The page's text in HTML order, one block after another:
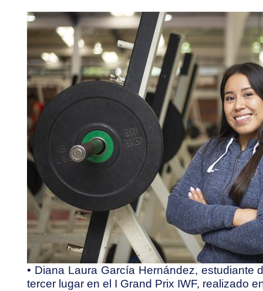
• Diana Laura García Hernández, estudiante
tercer lugar en el I Grand Prix IWF, realizado